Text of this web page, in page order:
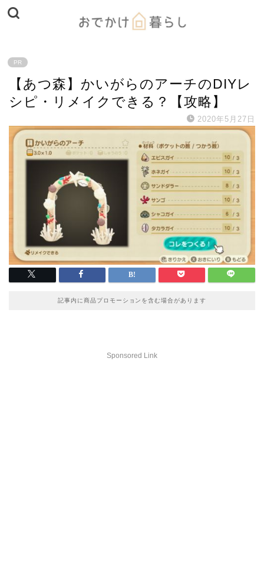
PR
【あつ森】かいがらのアーチのDIYレ
シピ・リメイクできる？【攻略】
2020年5月27日
記事内に商品プロモーションを含む場合があります
Sponsored Link